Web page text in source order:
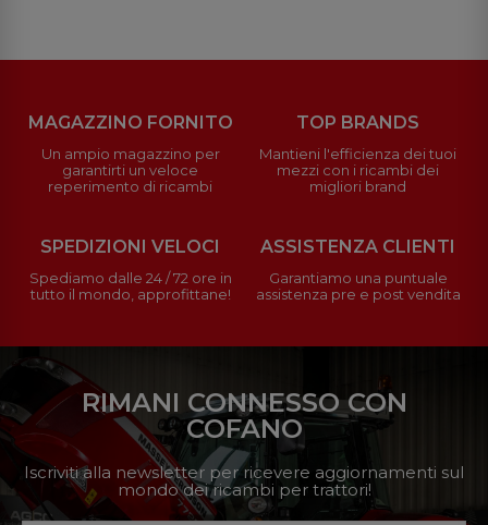
MAGAZZINO FORNITO
Un ampio magazzino per
garantirti un veloce
reperimento di ricambi
TOP BRANDS
Mantieni l'efficienza dei tuoi
mezzi con i ricambi dei
migliori brand
SPEDIZIONI VELOCI
Spediamo dalle 24 / 72 ore in
tutto il mondo, approfittane!
ASSISTENZA CLIENTI
Garantiamo una puntuale
assistenza pre e post vendita
RIMANI CONNESSO CON
COFANO
Iscriviti alla newsletter per ricevere aggiornamenti sul
mondo dei ricambi per trattori!